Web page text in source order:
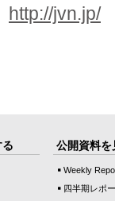
http://jvn.jp/
公開資料を
Weekly
四半期レポ